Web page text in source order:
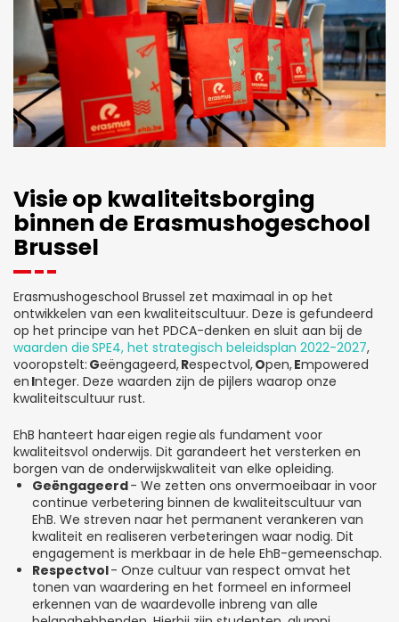
Visie op kwaliteitsborging
binnen de Erasmushogeschool
Brussel
Erasmushogeschool Brussel zet maximaal in op het
ontwikkelen van een kwaliteitscultuur. Deze is gefundeerd
op het principe van het PDCA-denken en sluit aan bij de
waarden die SPE4, het strategisch beleidsplan 2022-2027,
vooropstelt: Geëngageerd,Respectvol,Open,Empowered
en Integer. Deze waarden zijn de pijlers waarop onze
kwaliteitscultuur rust.
EhB hanteert haar eigen regie als fundament voor
kwaliteitsvol onderwijs. Dit garandeert het versterken en
borgen van de onderwijskwaliteit van elke opleiding.
Geëngageerd- We zetten ons onvermoeibaar in voor
continue verbetering binnen de kwaliteitscultuur van
EhB. We streven naar het permanent verankeren van
kwaliteit en realiseren verbeteringen waar nodig. Dit
engagement is merkbaar in de hele EhB-gemeenschap.
Respectvol- Onze cultuur van respect omvat het
tonen van waardering en het formeel en informeel
erkennen van de waardevolle inbreng van alle